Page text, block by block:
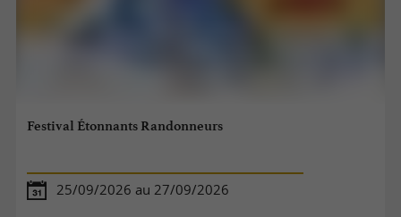
Festival Étonnants Randonneurs
25/09/2026 au 27/09/2026